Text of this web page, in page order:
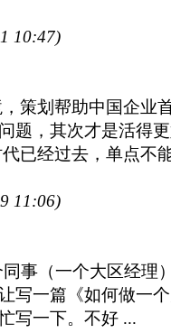
10:47)
策划帮助中国企业
题，其次才是活得
已经过去，单点不
11:06)
事（一个大区经理
写一篇《如何做一
写一下。不好 ...